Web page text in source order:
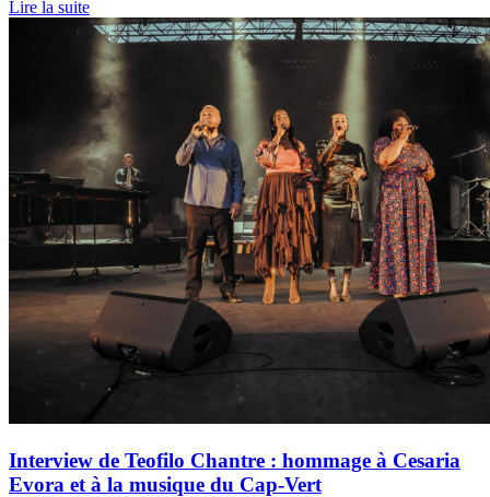
Lire la suite
Interview de Teofilo Chantre : hommage à Cesaria
Evora et à la musique du Cap-Vert